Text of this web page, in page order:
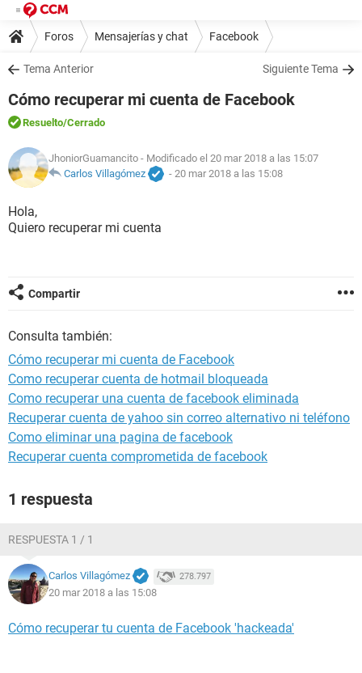
Foros Mensajerías y chat Facebook
Tema Anterior Siguiente Tema
Cómo recuperar mi cuenta de Facebook
Resuelto/Cerrado
JhoniorGuamancito - Modificado el 20 mar 2018 a las 15:07
Carlos Villagómez
- 20 mar 2018 a las 15:08
Hola,
Quiero recuperar mi cuenta
Compartir
Consulta también:
Cómo recuperar mi cuenta de Facebook
Como recuperar cuenta de hotmail bloqueada
Como recuperar una cuenta de facebook eliminada
Recuperar cuenta de yahoo sin correo alternativo ni teléfono
Como eliminar una pagina de facebook
Recuperar cuenta comprometida de facebook
1 respuesta
RESPUESTA 1 / 1
Carlos Villagómez 278.797
20 mar 2018 a las 15:08
Cómo recuperar tu cuenta de Facebook 'hackeada'